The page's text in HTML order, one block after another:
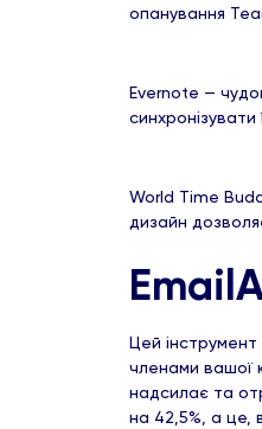
опанування
Evernote —
World Time
дизайн
Цей
членами вашої
надсилає та
на 42,5%, а це,